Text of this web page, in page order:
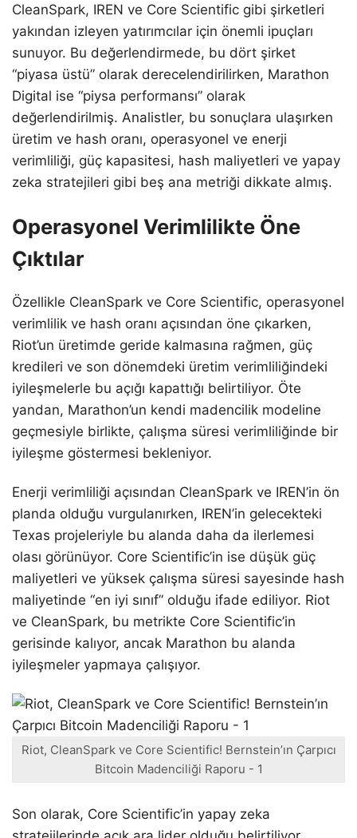
CleanSpark, IREN ve Core Scientific gibi şirketleri
yakından izleyen yatırımcılar için önemli ipuçları
sunuyor. Bu değerlendirmede, bu dört şirket
“piyasa üstü” olarak derecelendirilirken, Marathon
Digital ise “piysa performansı” olarak
değerlendirilmiş. Analistler, bu sonuçlara ulaşırken
üretim ve hash oranı, operasyonel ve enerji
verimliliği, güç kapasitesi, hash maliyetleri ve yapay
zeka stratejileri gibi beş ana metriği dikkate almış.
Operasyonel Verimlilikte Öne
Çıktılar
Özellikle CleanSpark ve Core Scientific, operasyonel
verimlilik ve hash oranı açısından öne çıkarken,
Riot’un üretimde geride kalmasına rağmen, güç
kredileri ve son dönemdeki üretim verimliliğindeki
iyileşmelerle bu açığı kapattığı belirtiliyor. Öte
yandan, Marathon’un kendi madencilik modeline
geçmesiyle birlikte, çalışma süresi verimliliğinde bir
iyileşme göstermesi bekleniyor.
Enerji verimliliği açısından CleanSpark ve IREN’in ön
planda olduğu vurgulanırken, IREN’in gelecekteki
Texas projeleriyle bu alanda daha da ilerlemesi
olası görünüyor. Core Scientific’in ise düşük güç
maliyetleri ve yüksek çalışma süresi sayesinde hash
maliyetinde “en iyi sınıf” olduğu ifade ediliyor. Riot
ve CleanSpark, bu metrikte Core Scientific’in
gerisinde kalıyor, ancak Marathon bu alanda
iyileşmeler yapmaya çalışıyor.
Riot, CleanSpark ve Core Scientific! Bernstein’ın Çarpıcı
Bitcoin Madenciliği Raporu - 1
Son olarak, Core Scientific’in yapay zeka